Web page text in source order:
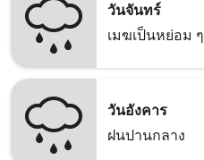
วันจันทร์
เมฆเป็นหย่อม ๆ
วันอังคาร
ฝนปานกลาง